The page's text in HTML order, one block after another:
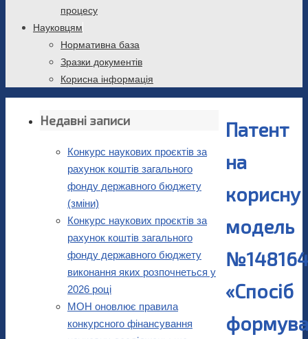
процесу
Науковцям
Нормативна база
Зразки документів
Корисна інформація
Патент
на
корисну
модель
№148164
«Спосіб
Недавні записи
Конкурс наукових проєктів за
рахунок коштів загального
фонду державного бюджету
(зміни)
Конкурс наукових проєктів за
рахунок коштів загального
фонду державного бюджету
виконання яких розпочнеться у
2026 році
МОН оновлює правила
конкурсного фінансування